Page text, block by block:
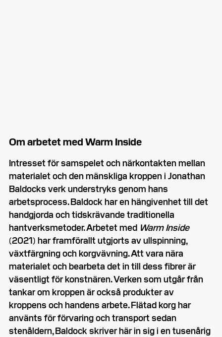
Om arbetet med Warm Inside
Intresset för samspelet och närkontakten mellan
materialet och den mänskliga kroppen i Jonathan
Baldocks verk understryks genom hans
arbetsprocess. Baldock har en hängivenhet till det
handgjorda och tidskrävande traditionella
hantverksmetoder. Arbetet med Warm Inside
(2021) har framförallt utgjorts av ullspinning,
växtfärgning och korgvävning. Att vara nära
materialet och bearbeta det in till dess fibrer är
väsentligt för konstnären. Verken som utgår från
tankar om kroppen är också produkter av
kroppens och handens arbete. Flätad korg har
använts för förvaring och transport sedan
stenåldern, Baldock skriver här in sig i en tusenårig